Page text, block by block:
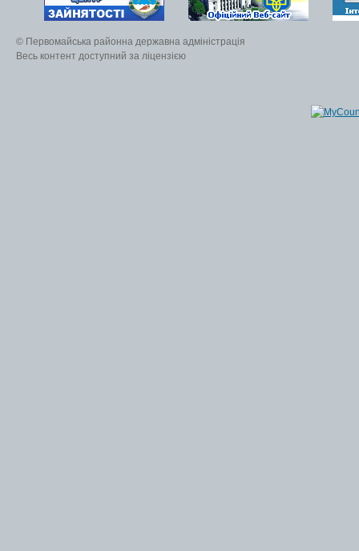
© Первомайська районна державна адміністрація
Весь контент доступний за ліцензією